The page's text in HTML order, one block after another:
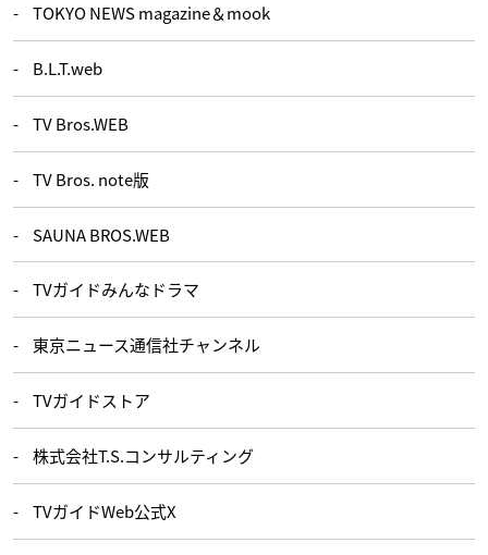
TOKYO NEWS magazine＆mook
B.L.T.web
TV Bros.WEB
TV Bros. note版
SAUNA BROS.WEB
TVガイドみんなドラマ
東京ニュース通信社チャンネル
TVガイドストア
株式会社T.S.コンサルティング
TVガイドWeb公式X